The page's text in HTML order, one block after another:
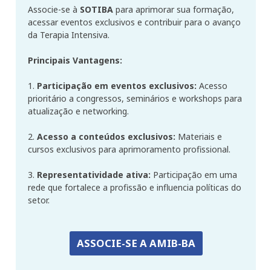
Associe-se à SOTIBA para aprimorar sua formação,
acessar eventos exclusivos e contribuir para o avanço
da Terapia Intensiva.
Principais Vantagens:
1. Participação em eventos exclusivos: Acesso
prioritário a congressos, seminários e workshops para
atualização e networking.
2. Acesso a conteúdos exclusivos: Materiais e
cursos exclusivos para aprimoramento profissional.
3. Representatividade ativa: Participação em uma
rede que fortalece a profissão e influencia políticas do
setor.
ASSOCIE-SE A AMIB-BA